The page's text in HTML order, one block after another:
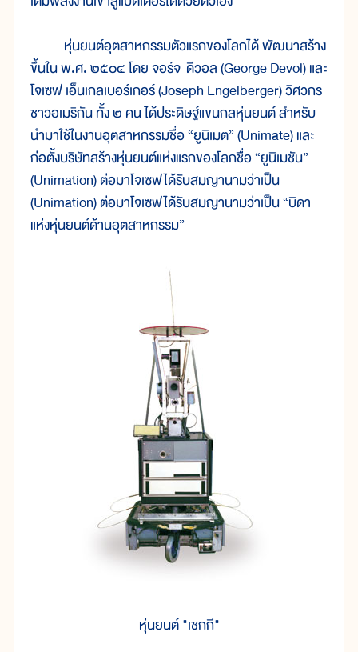
หุ่นยนต์อุตสาหกรรมตัวแรกของโลกได้ พัฒนาสร้าง
ขึ้นใน พ.ศ. ๒๕๐๔ โดย จอร์จ ดีวอล (George Devol) และ
โจเซฟ เอ็นเกลเบอร์เกอร์ (Joseph Engelberger) วิศวกร
ชาวอเมริกัน ทั้ง ๒ คน ได้ประดิษฐ์แขนกลหุ่นยนต์ สำหรับ
นำมาใช้ในงานอุตสาหกรรมชื่อ “ยูนิเมต” (Unimate) และ
ก่อตั้งบริษัทสร้างหุ่นยนต์แห่งแรกของโลกชื่อ “ยูนิเมชัน”
(Unimation) ต่อมาโจเซฟได้รับสมญานามว่าเป็น
(Unimation) ต่อมาโจเซฟได้รับสมญานามว่าเป็น “บิดา
แห่งหุ่นยนต์ด้านอุตสาหกรรม”
หุ่นยนต์ "เชกกี"